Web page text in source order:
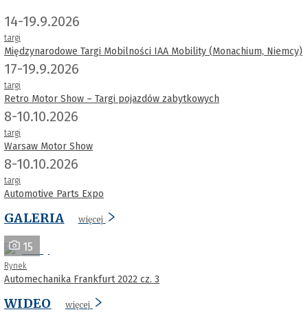
14-19.9.2026
targi
Międzynarodowe Targi Mobilności IAA Mobility (Monachium, Niemcy)
17-19.9.2026
targi
Retro Motor Show – Targi pojazdów zabytkowych
8-10.10.2026
targi
Warsaw Motor Show
8-10.10.2026
targi
Automotive Parts Expo
GALERIA więcej
15
Rynek
Automechanika Frankfurt 2022 cz. 3
WIDEO więcej